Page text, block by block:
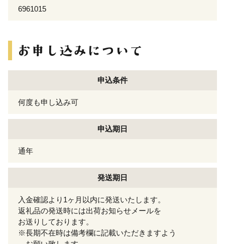
6961015
申込条件
何度も申し込み可
申込期日
通年
発送期日
入金確認より1ヶ月以内に発送いたします。
返礼品の発送時には出荷お知らせメールを
お送りしております。
※長期不在時は備考欄に記載いただきますよう